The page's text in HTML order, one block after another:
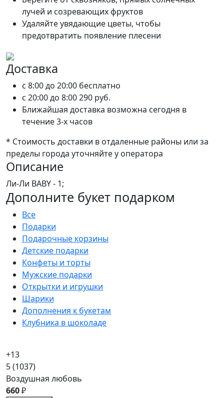
лучей и созревающих фруктов
Удаляйте увядающие цветы, чтобы
предотвратить появление плесени
Доставка
c 8:00 до 20:00 бесплатно
c 20:00 до 8:00290 руб.
Ближайшая доставка возможна сегодня в
течение 3-х часов
* Стоимость доставки в отдаленные районы или за
пределы города уточняйте у оператора
Описание
Ли-Ли BABY - 1;
Дополните букет подарком
Все
Подарки
Подарочные корзины
Детские подарки
Конфеты и торты
Мужские подарки
Открытки и игрушки
Шарики
Дополнения к букетам
Клубника в шоколаде
+13
5(1037)
Воздушная любовь
660₽